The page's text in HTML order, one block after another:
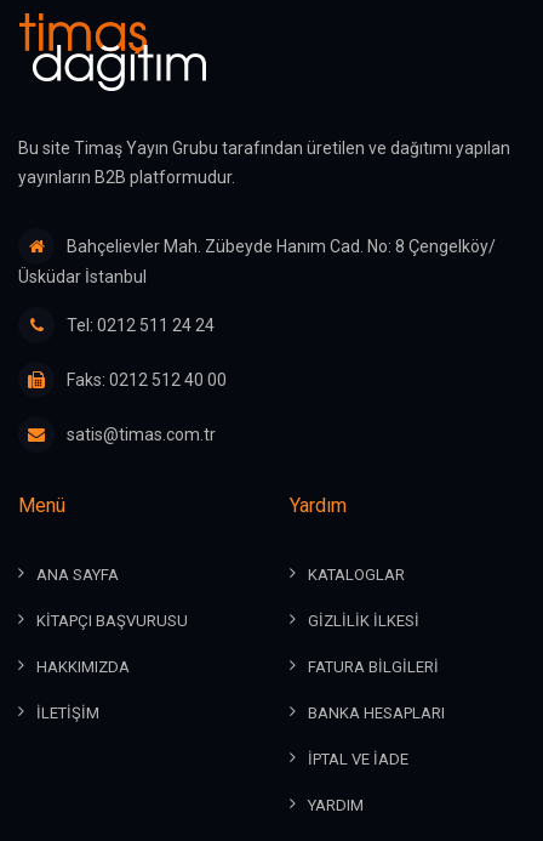
Bu site Timaş Yayın Grubu tarafından üretilen ve dağıtımı yapılan
yayınların B2B platformudur.
Bahçelievler Mah. Zübeyde Hanım Cad. No: 8 Çengelköy/
Üsküdar İstanbul
Tel: 0212 511 24 24
Faks: 0212 512 40 00
satis@timas.com.tr
Menü
ANA SAYFA
KİTAPÇI BAŞVURUSU
HAKKIMIZDA
İLETİŞİM
Yardım
KATALOGLAR
GİZLİLİK İLKESİ
FATURA BİLGİLERİ
BANKA HESAPLARI
İPTAL VE İADE
YARDIM